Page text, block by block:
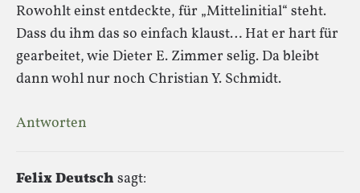
Rowohlt einst entdeckte, für „Mittelinitial“ steht.
Dass du ihm das so einfach klaust… Hat er hart für
gearbeitet, wie Dieter E. Zimmer selig. Da bleibt
dann wohl nur noch Christian Y. Schmidt.
Antworten
Felix Deutsch sagt: